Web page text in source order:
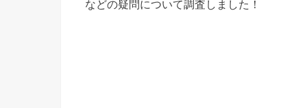
などの疑問について調査しました！